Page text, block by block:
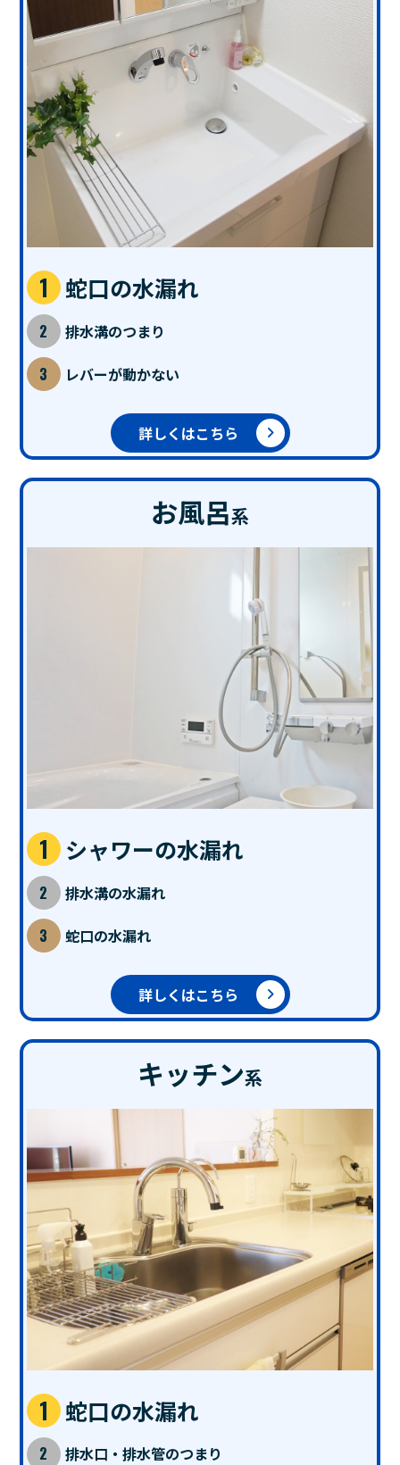
蛇口の水漏れ
排水溝のつまり
レバーが動かない
詳しくはこちら
お風呂系
シャワーの水漏れ
排水溝の水漏れ
蛇口の水漏れ
詳しくはこちら
キッチン系
蛇口の水漏れ
排水口・排水管のつまり